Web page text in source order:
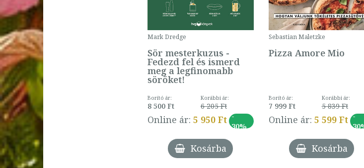
Mark Dredge
Sör mesterkuzus -
Fedezd fel és ismerd
meg a legfinomabb
söröket!
Borító ár:
8 500 Ft
Korábbi ár:
6 205 Ft
Online ár: 5 950 Ft -
30%
Kosárba
Sebastian Maletzke
Pizza Amore Mio
Borító ár:
7 999 Ft
Korábbi ár:
5 839 Ft
Online ár: 5 599 Ft -
Kosárba